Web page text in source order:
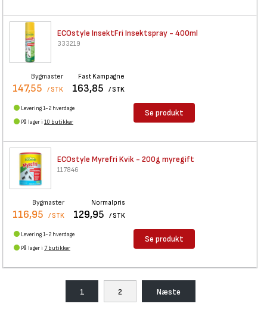
ECOstyle InsektFri Insektspray - 400ml
333219
Bygmaster
147,55 / STK
Fast Kampagne
163,85 / STK
Levering 1-2 hverdage
På lager i 10 butikker
Se produkt
ECOstyle Myrefri Kvik - 200g myregift
117846
Bygmaster
116,95 / STK
Normalpris
129,95 / STK
Levering 1-2 hverdage
På lager i 7 butikker
Se produkt
1 2 Næste